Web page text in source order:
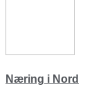
Næring i Nord